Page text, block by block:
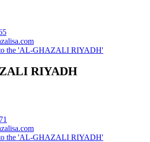
the 'AL-GHAZALI RIYADH'
RIYADH
the 'AL-GHAZALI RIYADH'